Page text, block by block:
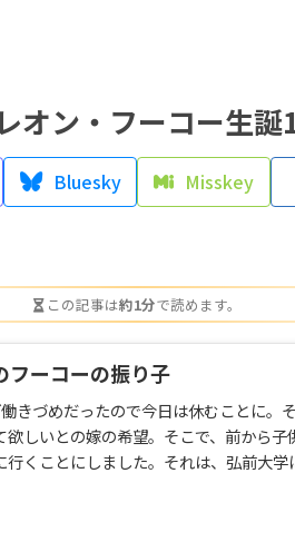
オン・フーコー生誕
Bluesky Misskey
この記事は約1分で読めます。
フーコーの振り子
きづめだったので今日は休むことに。
欲しいとの嫁の希望。そこで、前から
行くことにしました。それは、弘前大